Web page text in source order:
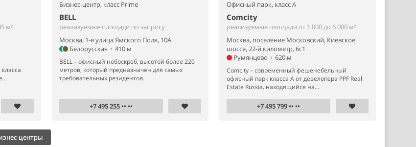
м²
Бизнес-центр, класс Prime
BELL
реализуемые площади по запросу
Москва, 1-я улица Ямского Поля, 10А
Белорусская • 410 м
BELL – офисный небоскреб, высотой более 220
метров, который предназначен для самых
требовательных резидентов.
+7 495 255 •• ••
Офисный парк, класс A
Comcity
реализуемые площади от 1 000 до 6 000 м²
Москва, поселение Московский, Киевское
шоссе, 22-й километр, 6с1
Румянцево • 620 м
Comcity – современный фешенебельный
офисный парк класса А от девелопера PPF Real
Estate Russia, находящийся на...
+7 495 799 •• ••
центры